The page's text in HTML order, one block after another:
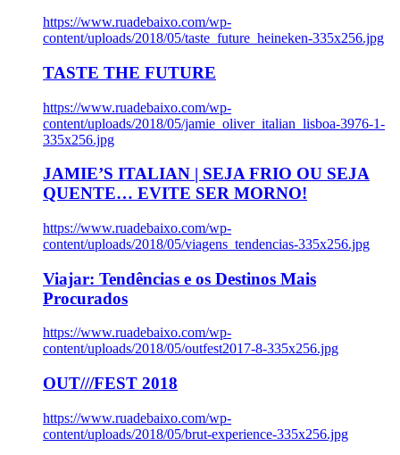
https://www.ruadebaixo.com/wp-
content/uploads/2018/05/taste_future_heineken-335x256.jpg
TASTE THE FUTURE
https://www.ruadebaixo.com/wp-
content/uploads/2018/05/jamie_oliver_italian_lisboa-3976-1-
335x256.jpg
JAMIE’S ITALIAN | SEJA FRIO OU SEJA
QUENTE… EVITE SER MORNO!
https://www.ruadebaixo.com/wp-
content/uploads/2018/05/viagens_tendencias-335x256.jpg
Viajar: Tendências e os Destinos Mais
Procurados
https://www.ruadebaixo.com/wp-
content/uploads/2018/05/outfest2017-8-335x256.jpg
OUT///FEST 2018
https://www.ruadebaixo.com/wp-
content/uploads/2018/05/brut-experience-335x256.jpg